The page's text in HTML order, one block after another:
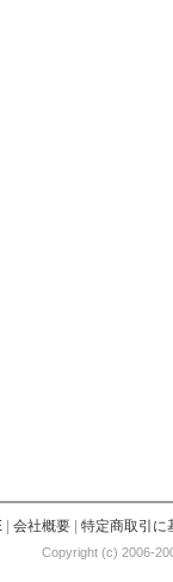
| 会社概要| 特定商取引に
Copyright (c) 2006-